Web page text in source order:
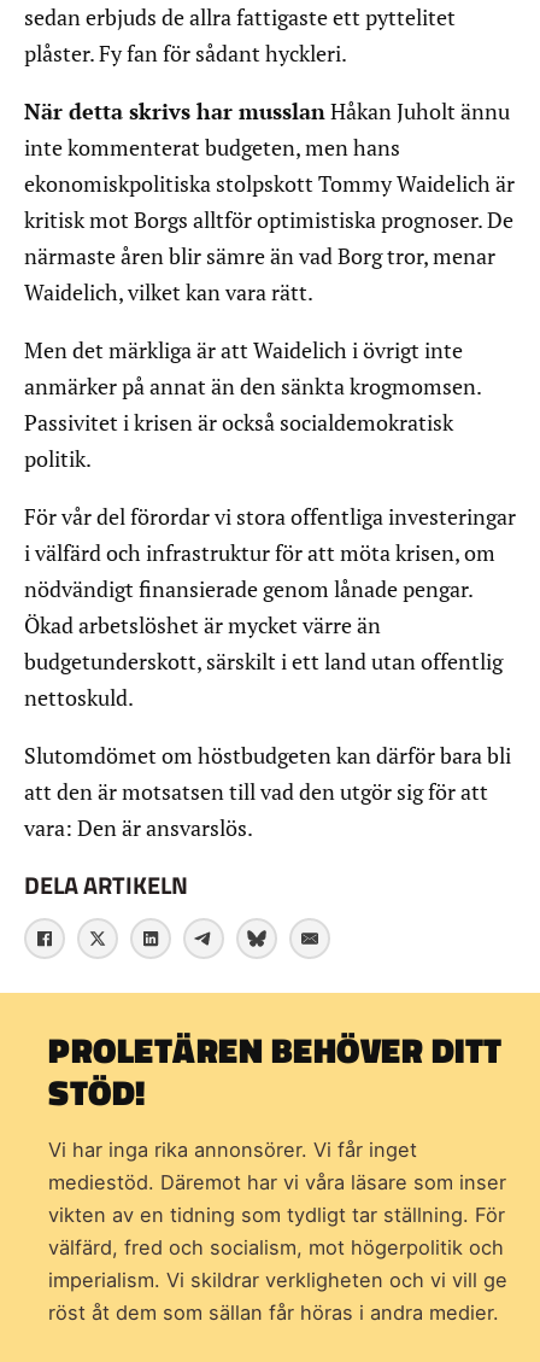
sedan erbjuds de allra fattigaste ett pyttelitet
plåster. Fy fan för sådant hyckleri.
När detta skrivs har musslanHåkan Juholt ännu
inte kommenterat budgeten, men hans
ekonomiskpolitiska stolpskott Tommy Waidelich är
kritisk mot Borgs alltför optimistiska prognoser. De
närmaste åren blir sämre än vad Borg tror, menar
Waidelich, vilket kan vara rätt.
Men det märkliga är att Waidelich i övrigt inte
anmärker på annat än den sänkta krogmomsen.
Passivitet i krisen är också socialdemokratisk
politik.
För vår del förordar vi stora offentliga investeringar
i välfärd och infrastruktur för att möta krisen, om
nödvändigt finansierade genom lånade pengar.
Ökad arbetslöshet är mycket värre än
budgetunderskott, särskilt i ett land utan offentlig
nettoskuld.
Slutomdömet om höstbudgeten kan därför bara bli
att den är motsatsen till vad den utgör sig för att
vara: Den är ansvarslös.
DELA ARTIKELN
PROLETÄREN BEHÖVER DITT
STÖD!
Vi har inga rika annonsörer. Vi får inget
mediestöd. Däremot har vi våra läsare som inser
vikten av en tidning som tydligt tar ställning. För
välfärd, fred och socialism, mot högerpolitik och
imperialism. Vi skildrar verkligheten och vi vill ge
röst åt dem som sällan får höras i andra medier.